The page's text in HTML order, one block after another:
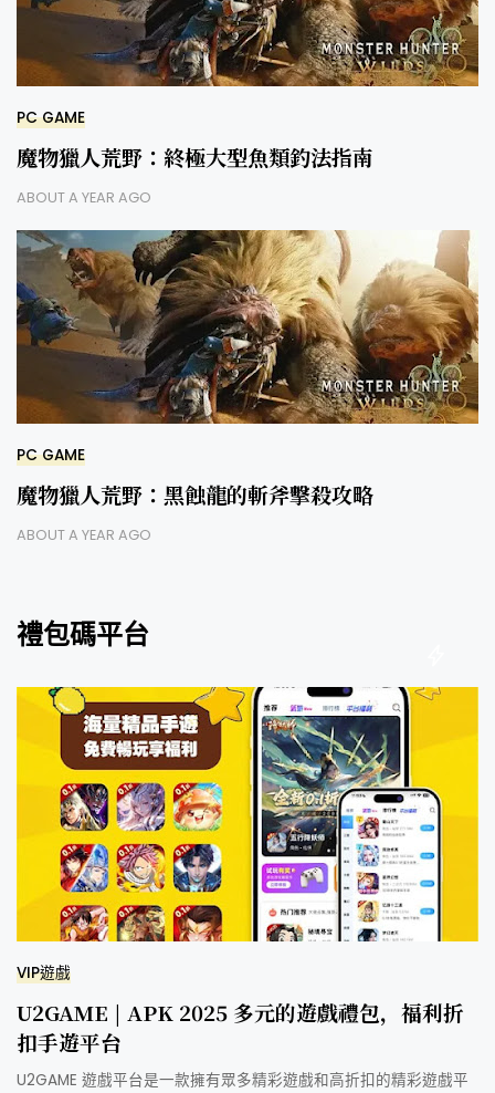
PC GAME
魔物獵人荒野：終極大型魚類釣法指南
ABOUT A YEAR AGO
PC GAME
魔物獵人荒野：黑蝕龍的斬斧擊殺攻略
ABOUT A YEAR AGO
禮包碼平台
VIP遊戲
U2GAME | APK 2025 多元的遊戲禮包，福利折
扣手遊平台
U2GAME 遊戲平台是一款擁有眾多精彩遊戲和高折扣的精彩遊戲平